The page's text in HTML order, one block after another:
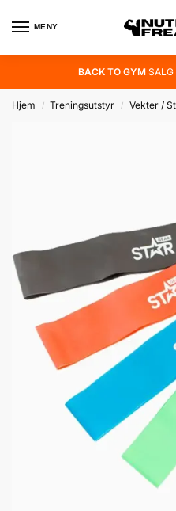
MENY
BACK TO GYMSALG
Hjem / Treningsutstyr / Vekter /